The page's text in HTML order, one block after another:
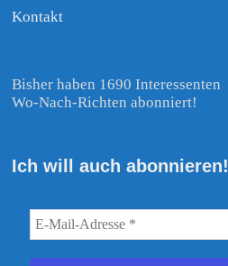
Kontakt
Bisher haben 1690 Interessenten
Wo-Nach-Richten abonniert!
Ich will auch abonnieren!